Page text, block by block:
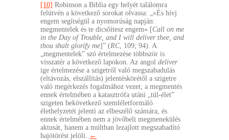
[10] Robinson a Biblia egy helyét találomra
felütvén a következő sorokat olvassa: „»És hívj
engem segítségül a nyomorúság napján:
megmentelek és te dicsőítesz engem« [Call on me
in the Day of Trouble, and I will deliver thee, and
thou shalt glorify me]” (RC, 109; 94). A
„megmentelek” szó értelmezése többször is
visszatér a következő lapokon. Az angol deliver
ige értelmezése a szigetről való megszabadulás
(eltávozás, elszállítás) jelentéskörétől a szigetre
való megérkezés fogalmához vezet; a megmentés
ennek értelmében a katasztrófa utáni „túl-élet”
szigeten bekövetkező szemléletformáló
élethelyzetét jelenti az elbeszélő számára, és
ennek értelmében nem a jövőbeli megmenekülés
aktusát, hanem a múltban lezajlott megszabadító
hajótörést jelöli.
←